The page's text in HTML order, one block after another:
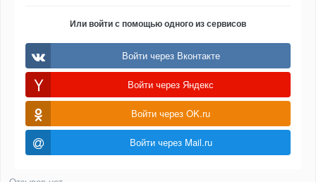
Или войти с помощью одного из сервисов
Войти через Вконтакте
Войти через Яндекс
Войти через OK.ru
Войти через Mail.ru